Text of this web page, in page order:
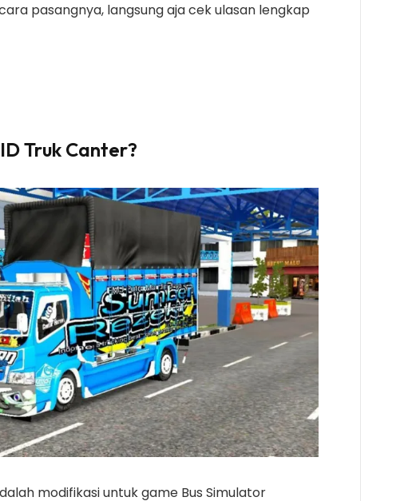
pasangnya, langsung aja cek ulasan lengkap
Truk Canter?
modifikasi untuk game Bus Simulator